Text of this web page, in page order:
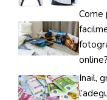
Come
online?
Inail,